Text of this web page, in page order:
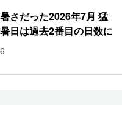
さだった2026年7月 猛
日は過去2番目の日数に